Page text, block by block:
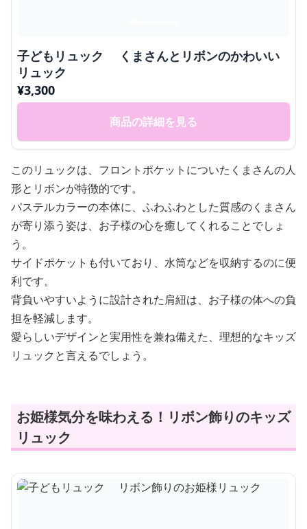
子どもリュック くまさんとリボンのかわいい
リュック
¥3,300
商品の詳細を見る
このリュックは、フロントポケットについたくまさんの人
形とリボンが特徴的です。
パステルカラーの本体に、ふわふわとした質感のくまさん
が寄り添う姿は、お子様の心を癒してくれることでしょ
う。
サイドポケットも付いており、水筒などを収納するのに便
利です。
背負いやすいように設計された肩紐は、お子様の体への負
担を軽減します。
愛らしいデザインと実用性を兼ね備えた、理想的なキッズ
リュックと言えるでしょう。
お姫様気分を味わえる！リボン飾りのキッズ
リュック